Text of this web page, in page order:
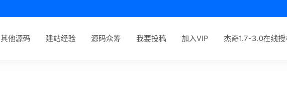
其他源码 建站经验 源码众筹 我要投稿 加入VIP 杰奇1.7-3.0在线授